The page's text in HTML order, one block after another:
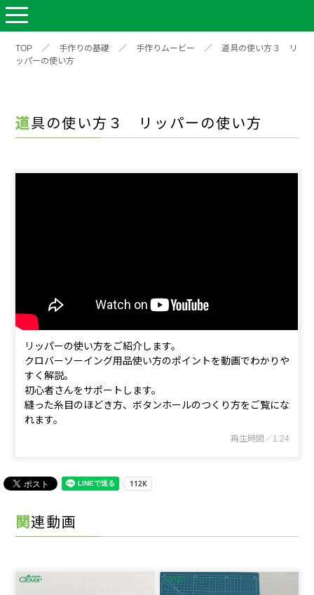
TOP ／ 手作りの基礎 ／ 手作りムービー ／
道具の使い方３ リ
ッパーの使い方
道具の使い方３ リッパーの使い方
リッパーの使い方をご紹介します。
クロバーソーイング用品使い方のポイントを動画でわかりや
すく解説。
初心者さんをサポートします。
縫った糸目のほどき方、ボタンホールのつくり方をご覧にな
れます。
再生時間／1:24
関連動画